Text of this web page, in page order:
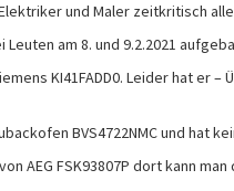
und Maler zeitkritisch
Leuten am 8. und 9.2.2021
KI41FADD0. Leider hat er
BVS4722NMC und hat
AEG FSK93807P dort kann